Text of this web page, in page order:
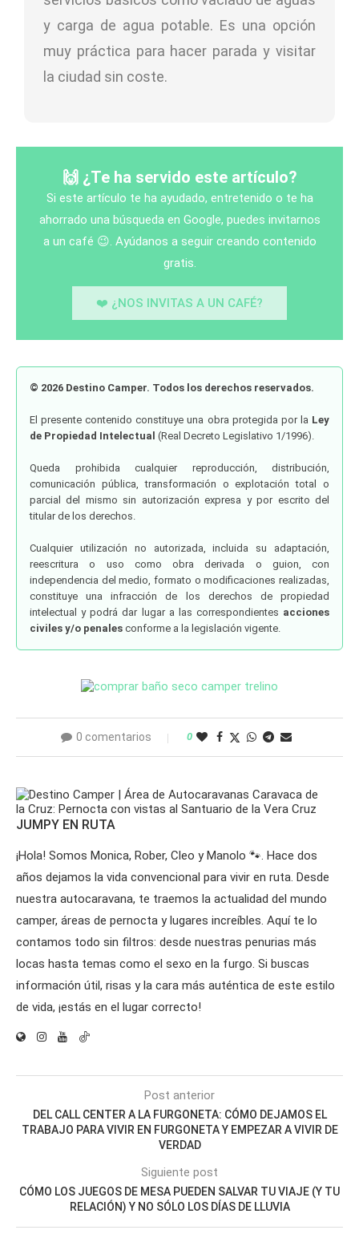
y carga de agua potable. Es una opción
muy práctica para hacer parada y visitar
la ciudad sin coste.
🙌 ¿Te ha servido este artículo?
Si este artículo te ha ayudado, entretenido o te ha
ahorrado una búsqueda en Google, puedes invitarnos
a un café 😉. Ayúdanos a seguir creando contenido
gratis.
❤️ ¿NOS INVITAS A UN CAFÉ?
© 2026 Destino Camper. Todos los derechos reservados.
El presente contenido constituye una obra protegida por la Ley
de Propiedad Intelectual (Real Decreto Legislativo 1/1996).
Queda prohibida cualquier reproducción, distribución,
comunicación pública, transformación o explotación total o
parcial del mismo sin autorización expresa y por escrito del
titular de los derechos.
Cualquier utilización no autorizada, incluida su adaptación,
reescritura o uso como obra derivada o guion, con
independencia del medio, formato o modificaciones realizadas,
constituye una infracción de los derechos de propiedad
intelectual y podrá dar lugar a las correspondientes acciones
civiles y/o penales conforme a la legislación vigente.
0 comentarios 0
JUMPY EN RUTA
¡Hola! Somos Monica, Rober, Cleo y Manolo 🐾. Hace dos
años dejamos la vida convencional para vivir en ruta. Desde
nuestra autocaravana, te traemos la actualidad del mundo
camper, áreas de pernocta y lugares increíbles. Aquí te lo
contamos todo sin filtros: desde nuestras penurias más
locas hasta temas como el sexo en la furgo. Si buscas
información útil, risas y la cara más auténtica de este estilo
de vida, ¡estás en el lugar correcto!
Post anterior
DEL CALL CENTER A LA FURGONETA: CÓMO DEJAMOS EL
TRABAJO PARA VIVIR EN FURGONETA Y EMPEZAR A VIVIR DE
VERDAD
Siguiente post
CÓMO LOS JUEGOS DE MESA PUEDEN SALVAR TU VIAJE (Y TU
RELACIÓN) Y NO SÓLO LOS DÍAS DE LLUVIA